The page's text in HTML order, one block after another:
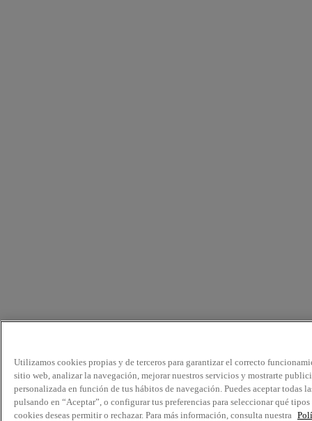
Utilizamos cookies propias y de terceros para garantizar el correcto
sitio web, analizar la navegación, mejorar nuestros servicios y mostrarte
personalizada en función de tus hábitos de navegación. Puedes aceptar todas
pulsando en “Aceptar”, o configurar tus preferencias para seleccionar qué tipos
cookies deseas permitir o rechazar. Para más información, consulta nuestra